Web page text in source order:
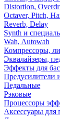
Distortion,
Octaver, Pitch,
Reverb, Delay
Synth и
Wah, Autowah
Компрессоры,
Эквалайзеры,
Эффекты для
Предусилители
Педальные
Рэковые
Процессоры
Аксессуары для